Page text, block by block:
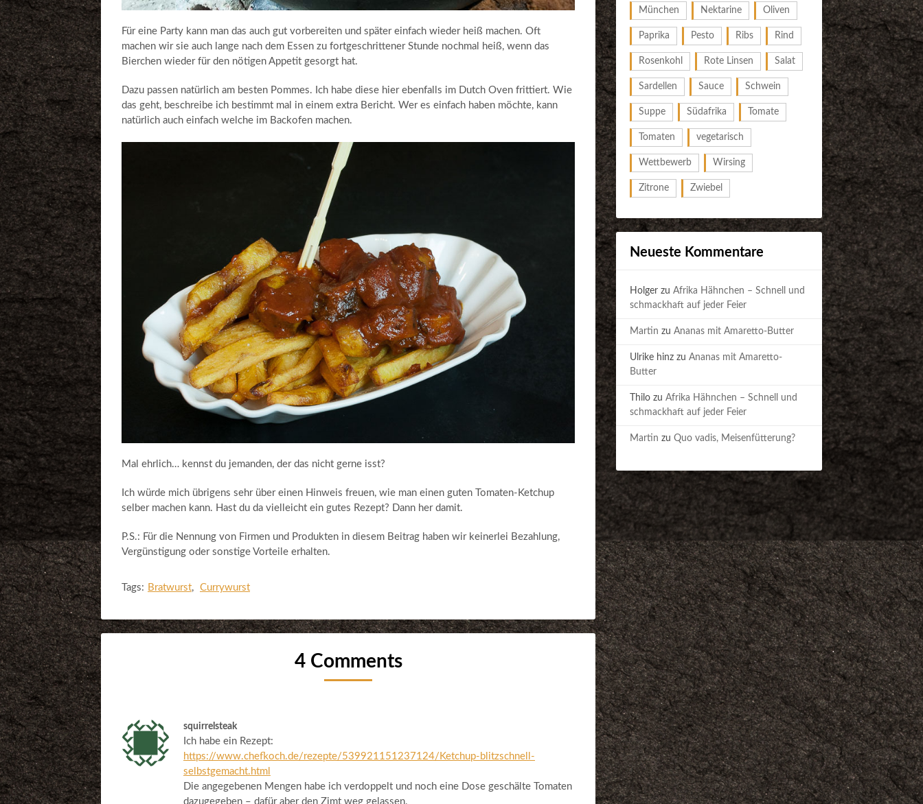
Für eine Party kann man das auch gut vorbereiten und später einfach wieder heiß machen. Oft
machen wir sie auch lange nach dem Essen zu fortgeschrittener Stunde nochmal heiß, wenn das
Bierchen wieder für den nötigen Appetit gesorgt hat.
Dazu passen natürlich am besten Pommes. Ich habe diese hier ebenfalls im Dutch Oven frittiert. Wie
das geht, beschreibe ich bestimmt mal in einem extra Bericht. Wer es einfach haben möchte, kann
natürlich auch einfach welche im Backofen machen.
Mal ehrlich… kennst du jemanden, der das nicht gerne isst?
Ich würde mich übrigens sehr über einen Hinweis freuen, wie man einen guten Tomaten-Ketchup
selber machen kann. Hast du da vielleicht ein gutes Rezept? Dann her damit.
P.S.: Für die Nennung von Firmen und Produkten in diesem Beitrag haben wir keinerlei Bezahlung,
Vergünstigung oder sonstige Vorteile erhalten.
Tags: Bratwurst, Currywurst
4 Comments
squirrelsteak
Ich habe ein Rezept:
https://www.chefkoch.de/rezepte/539921151237124/Ketchup-blitzschnell-
selbstgemacht.html
Die angegebenen Mengen habe ich verdoppelt und noch eine Dose geschälte Tomaten
dazugegeben – dafür aber den Zimt weg gelassen.
München Nektarine Oliven
Paprika Pesto Ribs Rind
Rosenkohl Rote Linsen Salat
Sardellen Sauce Schwein
Suppe Südafrika Tomate
Tomaten vegetarisch
Wettbewerb Wirsing
Zitrone Zwiebel
Neueste Kommentare
Holger zu Afrika Hähnchen – Schnell und
schmackhaft auf jeder Feier
Martin zu Ananas mit Amaretto-Butter
Ulrike hinz zu Ananas mit Amaretto-
Butter
Thilo zu Afrika Hähnchen – Schnell und
schmackhaft auf jeder Feier
Martin zu Quo vadis, Meisenfütterung?